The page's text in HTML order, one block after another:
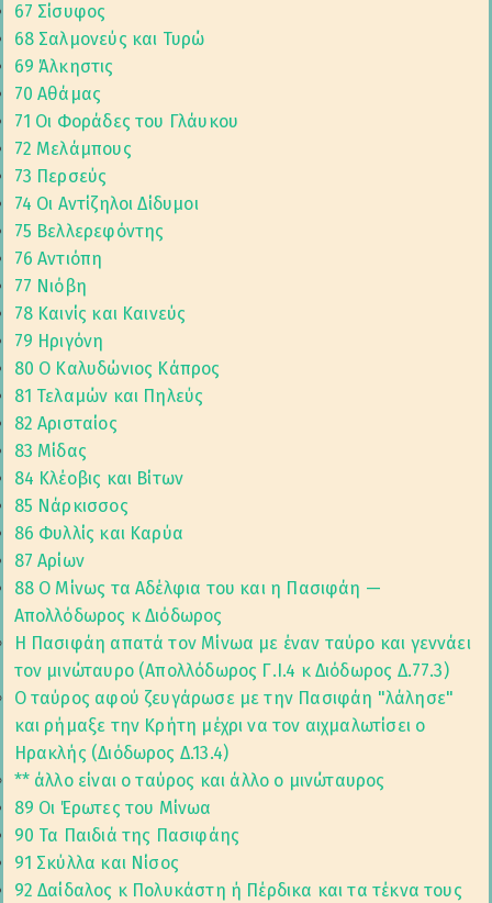
67 Σίσυφος
68 Σαλμονεύς και Τυρώ
69 Άλκηστις
70 Αθάμας
71 Οι Φοράδες του Γλάυκου
72 Μελάμπους
73 Περσεύς
74 Οι Αντίζηλοι Δίδυμοι
75 Βελλερεφόντης
76 Αντιόπη
77 Νιόβη
78 Καινίς και Καινεύς
79 Ηριγόνη
80 Ο Καλυδώνιος Κάπρος
81 Τελαμών και Πηλεύς
82 Αρισταίος
83 Μίδας
84 Κλέοβις και Βίτων
85 Νάρκισσος
86 Φυλλίς και Καρύα
87 Αρίων
88 Ο Μίνως τα Αδέλφια του και η Πασιφάη —
Απολλόδωρος κ Διόδωρος
Η Πασιφάη απατά τον Μίνωα με έναν ταύρο και γεννάει
τον μινώταυρο (Απολλόδωρος Γ.I.4 κ Διόδωρος Δ.77.3)
Ο ταύρος αφού ζευγάρωσε με την Πασιφάη "λάλησε"
και ρήμαξε την Κρήτη μέχρι να τον αιχμαλωτίσει ο
Ηρακλής (Διόδωρος Δ.13.4)
** άλλο είναι ο ταύρος και άλλο ο μινώταυρος
89 Οι Έρωτες του Μίνωα
90 Τα Παιδιά της Πασιφάης
91 Σκύλλα και Νίσος
92 Δαίδαλος κ Πολυκάστη ή Πέρδικα και τα τέκνα τους